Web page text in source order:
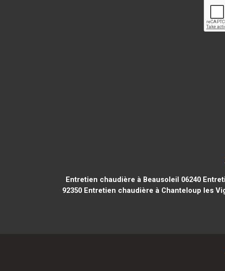
Entretien chaudière à Beausoleil 06240
92350Entretien chaudière à Chanteloup les